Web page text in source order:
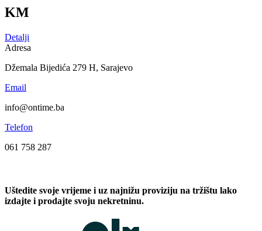
KM
Detalji
Adresa
Džemala Bijedića 279 H, Sarajevo
Email
info@ontime.ba
Telefon
061 758 287
Uštedite svoje vrijeme i uz najnižu proviziju na tržištu lako
izdajte i prodajte svoju nekretninu.